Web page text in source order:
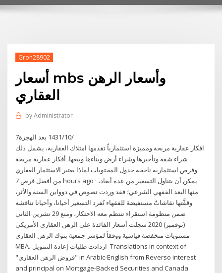
Groh28902
أسعار mbs وأسعار الرهن
العقاري
byAdministrator
7‏‏/10‏‏/1431 بعد الهجرة
افكار عقارية مربحة ومميزة استثمارياً تقدمها امتلاك العقارية، يشمل ذلك
شراء شقة وتأجيرها وشراء أرض وبناءها وبيعها. أفكار عقارية مربحة
وفرص استثمارية ناجحة جدول المحتويات لماذا يعتبر الاستثمار العقاري
من أفضل فرص 7 hours ago · يمكن أن يتناول التسعير من عدة أبعاد،
منها البعد الفقهي الشرعي؛ فقد وردت نصوص في دوواين السنة والأثر،
وقفَّتها نقاشاتٌ مستفيضة للفقهاء تُفرد التسعير أحيانا، وأحيانا تناقشه
ضمن منظومة استقراء تنتظم معه الاحتكار، ومنع 29 تشرين الثاني
(نوفمبر) 2020 سجلت أسعار الفائدة على الرهن العقاري الأمريكي
مستويات منخفضة قياسية ووفقاً لمؤشر جمعية بنوك الرهن العقاري
MBA، ازدادت طلبات إعادة التمويل Translations in context of
"قروض الرهن العقاري" in Arabic-English from Reverso interest
and principal on Mortgage-Backed Securities and Canada